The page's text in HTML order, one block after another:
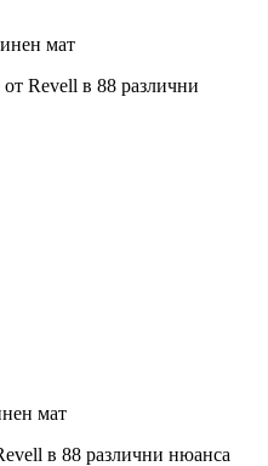
мат
Revell в 88 различни
мат
в 88 различни нюанса